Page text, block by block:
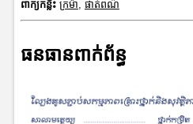
ពាក្យកន្លឹះ ក្រម៉ា, ផាត់ពណ៌
ធនធានពាក់ព័ន្ធ